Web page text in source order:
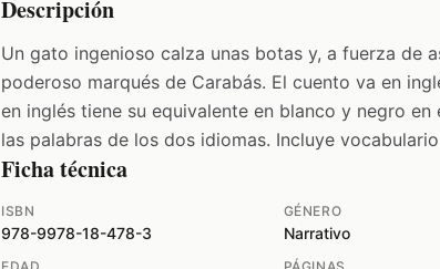
Descripción
Un gato ingenioso calza unas botas y, a fuerza de
poderoso marqués de Carabás. El cuento va en
en inglés tiene su equivalente en blanco y negro
las palabras de los dos idiomas. Incluye
Ficha técnica
ISBN
978-9978-18-478-3
GÉNERO
Narrativo